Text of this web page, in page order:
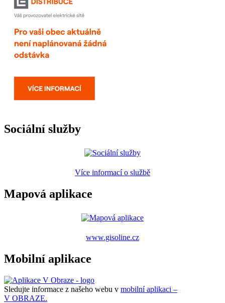
Sociální služby
Více informací o službě
Mapová aplikace
www.gisoline.cz
Mobilní aplikace
Sledujte informace z našeho webu v mobilní aplikaci –
V OBRAZE.